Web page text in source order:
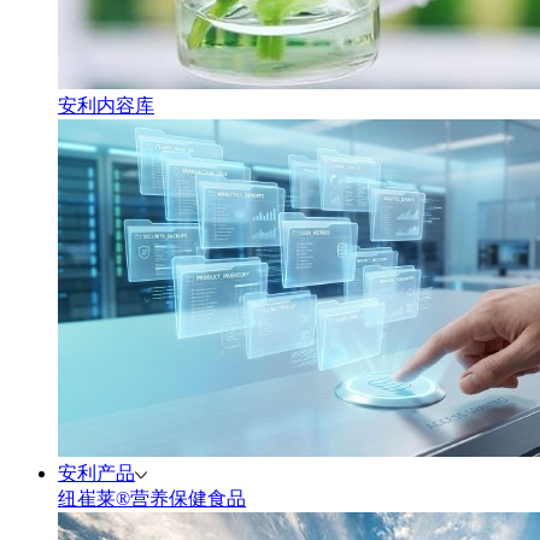
安利内容库
安利产品
纽崔莱®营养保健食品